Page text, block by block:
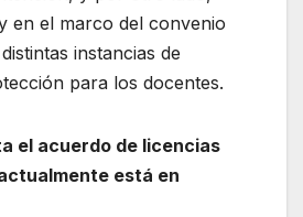
en el marco del convenio
instancias de
para los docentes.
el acuerdo de licencias
está en